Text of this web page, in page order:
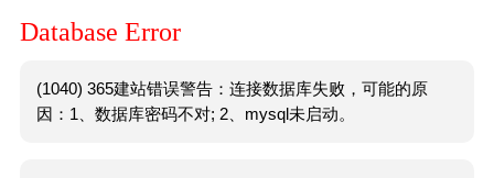
Database Error
(1040) 365建站错误警告：连接数据库失败，可能的原
因：1、数据库密码不对; 2、mysql未启动。